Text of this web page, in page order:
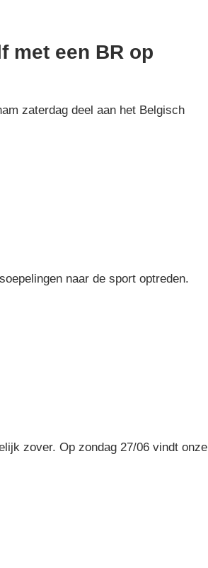
met een BR op
zaterdag deel aan het Belgisch
naar de sport optreden.
zover. Op zondag 27/06 vindt onze